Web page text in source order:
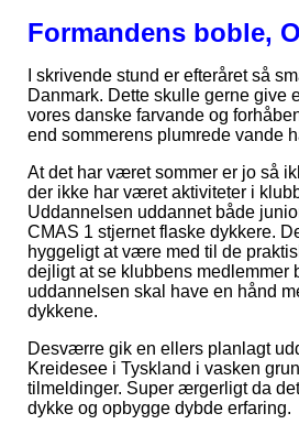
Formandens boble,
I skrivende stund er efteråret så
Danmark. Dette skulle gerne give
vores danske farvande og
end sommerens plumrede vande
At det har været sommer er jo så
der ikke har været aktiviteter i
Uddannelsen uddannet både
CMAS 1 stjernet flaske dykkere.
hyggeligt at være med til de
dejligt at se klubbens medlemmer
uddannelsen skal have en hånd
dykkene.
Desværre gik en ellers planlagt
Kreidesee i Tyskland i vasken
tilmeldinger. Super ærgerligt da
dykke og opbygge dybde erfaring.